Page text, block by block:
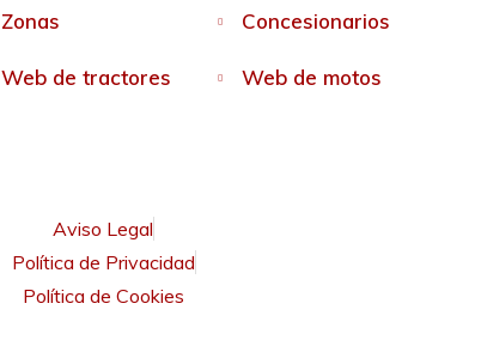
Zonas Concesionarios
Web de tractores Web de motos
Aviso Legal
Política de Privacidad
Política de Cookies